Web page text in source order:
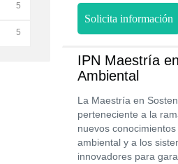
5
5
Solicita información
IPN Maestría
Ambiental
La Maestría en
perteneciente a la
nuevos
ambiental y a los
innovadores para